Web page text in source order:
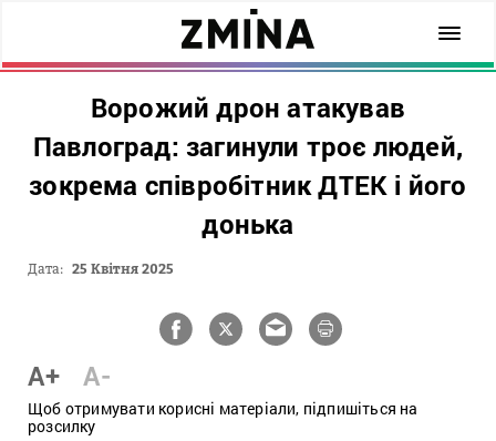
Ворожий дрон атакував
Павлоград: загинули троє людей,
зокрема співробітник ДТЕК і його
донька
Дата: 25 Квітня 2025
A+ A-
Щоб отримувати корисні матеріали, підпишіться на
розсилку